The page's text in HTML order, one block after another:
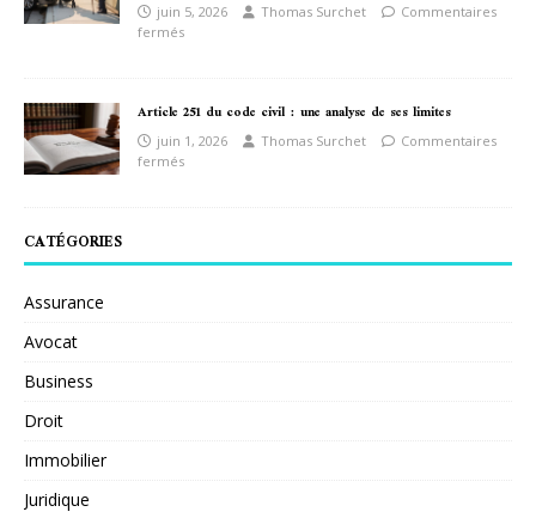
juin 5, 2026 Thomas Surchet
Commentaires
fermés
Article 251 du code civil : une analyse de ses limites
juin 1, 2026 Thomas Surchet
Commentaires
fermés
CATÉGORIES
Assurance
Avocat
Business
Droit
Immobilier
Juridique